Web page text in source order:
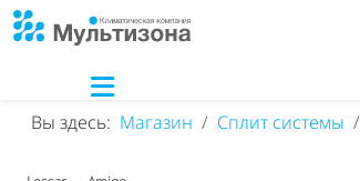
Вы здесь: Магазин Сплит системы